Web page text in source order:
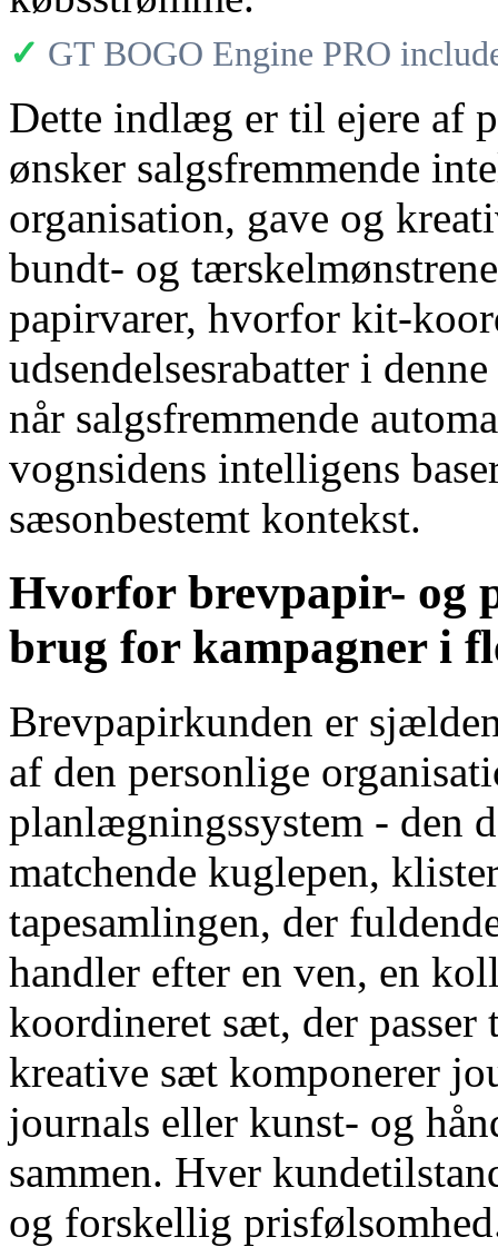
✓ GT BOGO Engine PRO
Dette indlæg er til ejere af
ønsker salgsfremmende
organisation, gave og
bundt- og
papirvarer, hvorfor kit-
udsendelsesrabatter i
når salgsfremmende
vognsidens intelligens
sæsonbestemt kontekst.
Hvorfor brevpapir- og
brug for kampagner i
Brevpapirkunden er
af ​​den personlige
planlægningssystem - den
matchende kuglepen,
tapesamlingen, der
handler efter en ven, en
koordineret sæt, der
kreative sæt komponerer
journals eller kunst- og
sammen. Hver
og forskellig